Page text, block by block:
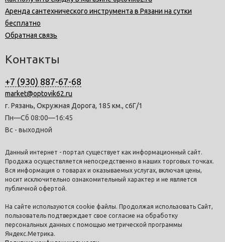
Аренда сантехнического инструмента в Рязани на сутки
бесплатно
Обратная связь
Контакты
+7 (930) 887-67-68
market@optovik62.ru
г. Рязань, Окружная Дорога, 185 км., с6Г/1
Пн—Сб 08:00—16:45
Вс - выходной
Данный интернет - портал существует как информационный сайт.
Продажа осуществляется непосредственно в наших торговых точках.
Вся информация о товарах и оказываемых услугах, включая цены,
носит исключительно ознакомительный характер и не является
публичной офертой.
На сайте используются cookie файлы. Продолжая использовать Сайт,
пользователь подтверждает свое согласие на обработку
персональных данных с помощью метрической программы
Яндекс.Метрика.